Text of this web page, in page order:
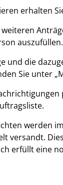
erhalten
weiteren
auszufüllen.
und die
Sie unter
werden
versandt.
erfüllt eine